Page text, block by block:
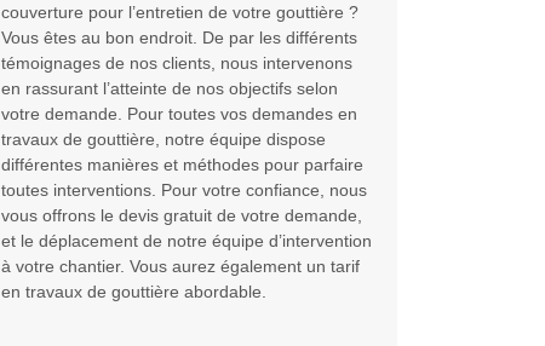
couverture pour l’entretien de votre gouttière ?
Vous êtes au bon endroit. De par les différents
témoignages de nos clients, nous intervenons
en rassurant l’atteinte de nos objectifs selon
votre demande. Pour toutes vos demandes en
travaux de gouttière, notre équipe dispose
différentes manières et méthodes pour parfaire
toutes interventions. Pour votre confiance, nous
vous offrons le devis gratuit de votre demande,
et le déplacement de notre équipe d’intervention
à votre chantier. Vous aurez également un tarif
en travaux de gouttière abordable.